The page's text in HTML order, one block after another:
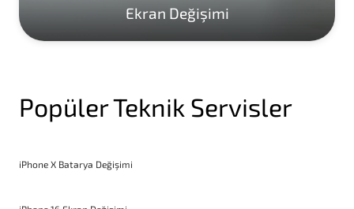
Ekran Değişimi
Popüler Teknik Servisler
iPhone X Batarya Değişimi